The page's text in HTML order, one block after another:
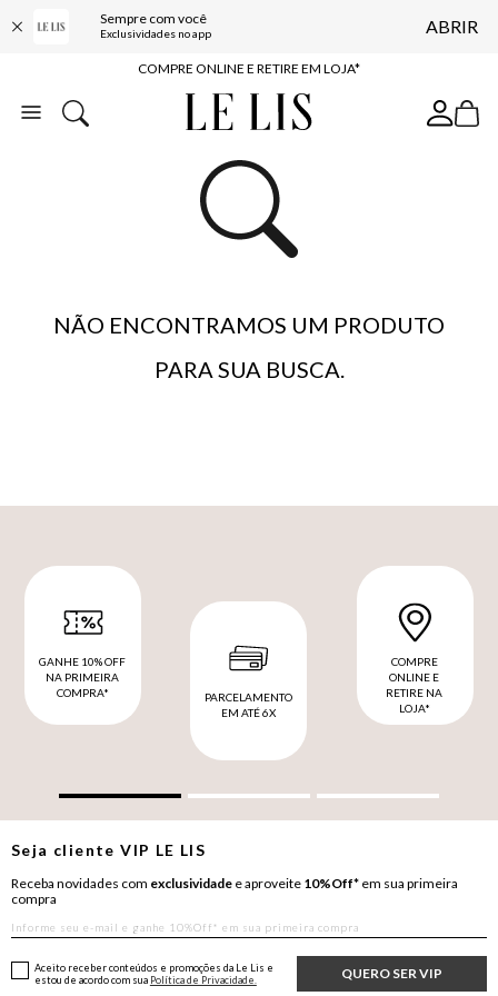
Sempre com você
Exclusividades no app ABRIR
10% OFF NA PRIMEIRA COMPRA*
COMPRE ONLINE E RETIRE EM LOJA*
ENTREGA EXPRESSA*
BAIXE O APP
10% OFF NA PRIMEIRA COMPRA*
NÃO ENCONTRAMOS UM PRODUTO
PARA SUA BUSCA.
GANHE 10% OFF
NA PRIMEIRA
COMPRA*
PARCELAMENTO
EM ATÉ 6X
COMPRE
ONLINE E
RETIRE NA
LOJA*
Seja clienteVIP LE LIS
Receba novidades com exclusividade e aproveite 10%Off* em sua primeira
compra
QUERO SER VIP
Aceito receber conteúdos e promoções da Le Lis e
estou de acordo com sua Política de Privacidade.